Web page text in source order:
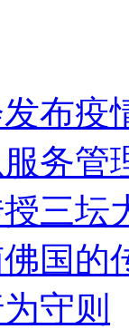
布疫
务管
三坛
国的
守则